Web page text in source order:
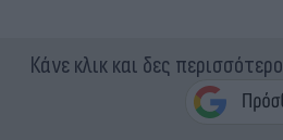
Κάνε κλικ και δες περισσότερο